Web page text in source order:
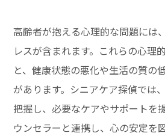
高齢者が抱える心理的な問題には
レスが含まれます。これらの心理
と、健康状態の悪化や生活の質の
があります。シニアケア探偵では
把握し、必要なケアやサポートを
ウンセラーと連携し、心の安定を